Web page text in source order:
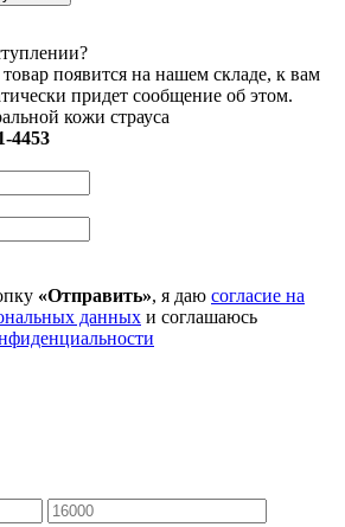
товар появится на нашем складе, к вам
придет сообщение об этом.
кожи страуса
4453
«Отправить», я даю согласие на
данных и соглашаюсь